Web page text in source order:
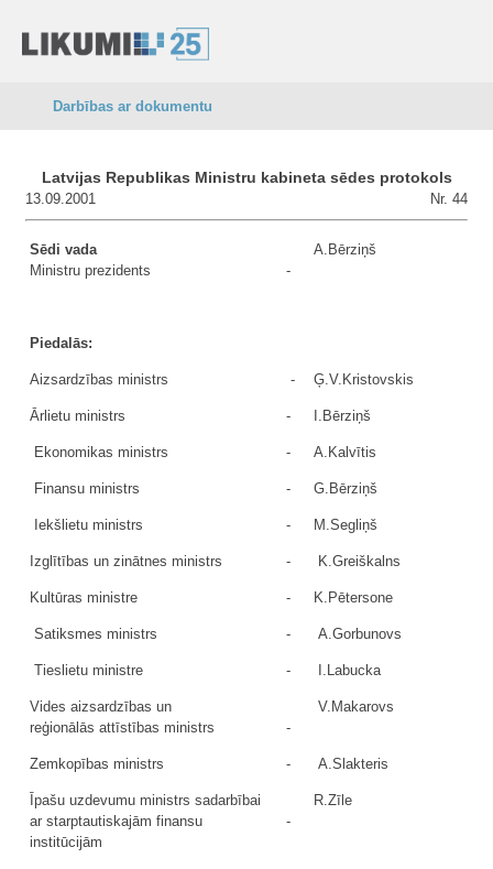
Darbības ar dokumentu
Latvijas Republikas Ministru kabineta sēdes protokols
13.09.2001 Nr. 44
Sēdi vada
Ministru prezidents
-
A.Bērziņš
Piedalās:
Aizsardzības ministrs - Ģ.V.Kristovskis
Ārlietu ministrs - I.Bērziņš
Ekonomikas ministrs - A.Kalvītis
Finansu ministrs - G.Bērziņš
Iekšlietu ministrs - M.Segliņš
Izglītības un zinātnes ministrs - K.Greiškalns
Kultūras ministre - K.Pētersone
Satiksmes ministrs - A.Gorbunovs
Tieslietu ministre - I.Labucka
Vides aizsardzības un
reģionālās attīstības ministrs
-
V.Makarovs
Zemkopības ministrs - A.Slakteris
Īpašu uzdevumu ministrs sadarbībai
ar starptautiskajām finansu
institūcijām
-
R.Zīle